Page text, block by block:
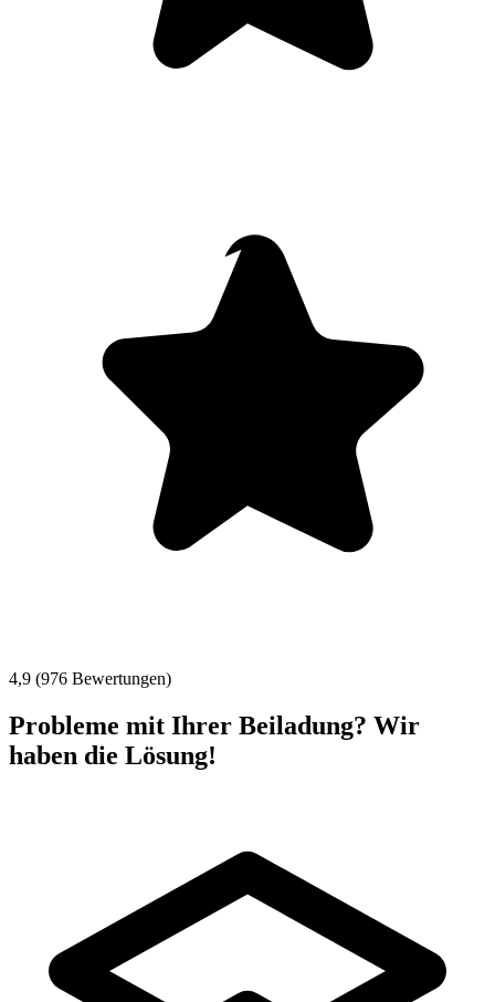
4,9 (976 Bewertungen)
Probleme mit Ihrer Beiladung? Wir
haben die Lösung!